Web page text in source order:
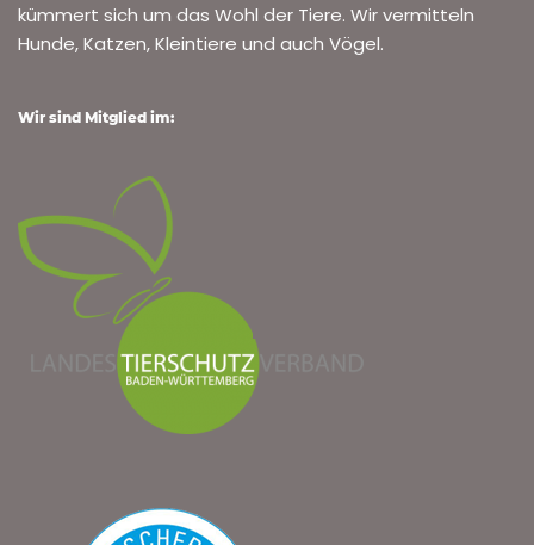
kümmert sich um das Wohl der Tiere. Wir vermitteln
Hunde, Katzen, Kleintiere und auch Vögel.
Wir sind Mitglied im: